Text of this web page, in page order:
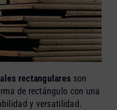
rectangulares son
de rectángulo con una
y versatilidad.